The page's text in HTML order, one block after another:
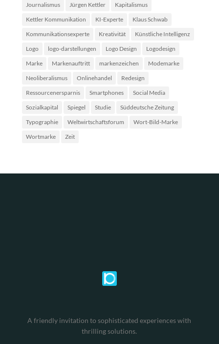
Journalismus
Jürgen Kettler
Kapitalismus
Kettler Kommunikation
KI-Experte
Klaus Schwab
Kommunikationsexperte
Kreativität
Künstliche Intelligenz
Logo
logo-darstellungen Logo Design
Logodesign
Marke
Markenauftritt markenzeichen
Modemarke
Neoliberalismus
Onlinehandel
Redesign
Ressourcenersparnis
Smartphones
Social Media
Sozialkapital
Spiegel Studie
Süddeutsche Zeitung
Typographie
Weltwirtschaftsforum
Wort-Bild-Marke
Wortmarke
Zeit
A friendly invitation to sophisticated experiences with
thrilling solutions.